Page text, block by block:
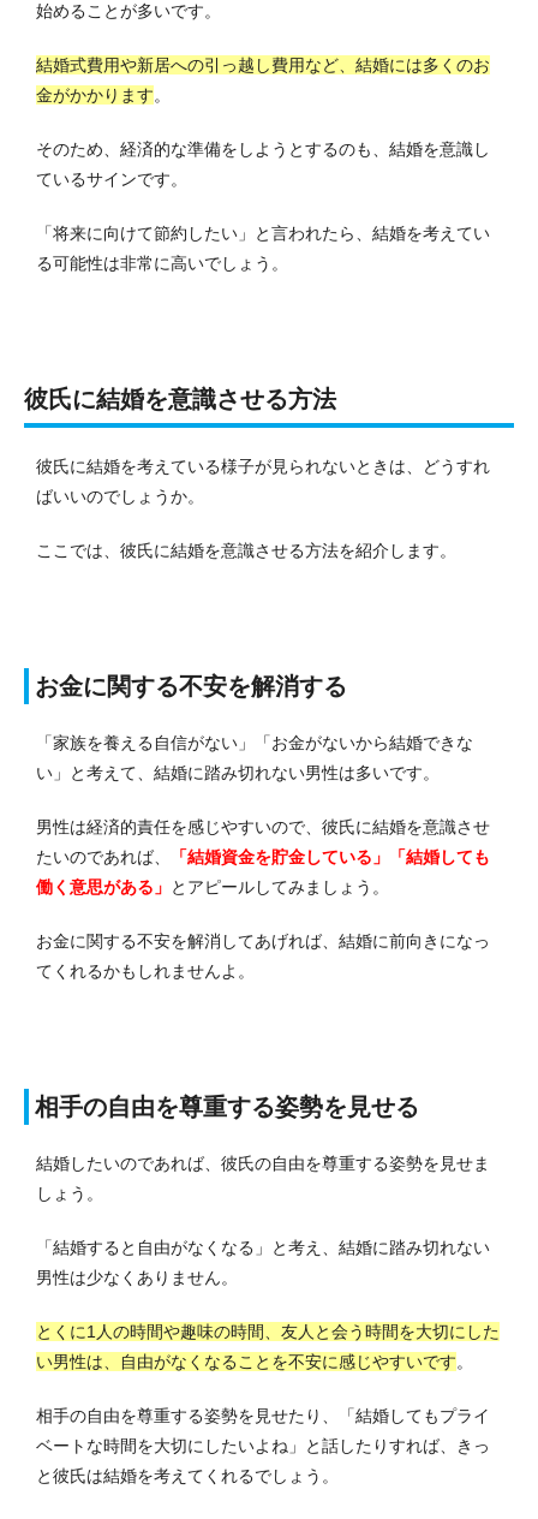
始めることが多いです。
結婚式費用や新居への引っ越し費用など、結婚には多くのお
金がかかります。
そのため、経済的な準備をしようとするのも、結婚を意識し
ているサインです。
「将来に向けて節約したい」と言われたら、結婚を考えてい
る可能性は非常に高いでしょう。
彼氏に結婚を意識させる方法
彼氏に結婚を考えている様子が見られないときは、どうすれ
ばいいのでしょうか。
ここでは、彼氏に結婚を意識させる方法を紹介します。
お金に関する不安を解消する
「家族を養える自信がない」「お金がないから結婚できな
い」と考えて、結婚に踏み切れない男性は多いです。
男性は経済的責任を感じやすいので、彼氏に結婚を意識させ
たいのであれば、
「結婚資金を貯金している」「結婚しても
働く意思がある」 とアピールしてみましょう。
お金に関する不安を解消してあげれば、結婚に前向きになっ
てくれるかもしれませんよ。
相手の自由を尊重する姿勢を見せる
結婚したいのであれば、彼氏の自由を尊重する姿勢を見せま
しょう。
「結婚すると自由がなくなる」と考え、結婚に踏み切れない
男性は少なくありません。
とくに1人の時間や趣味の時間、友人と会う時間を大切にした
い男性は、自由がなくなることを不安に感じやすいです。
相手の自由を尊重する姿勢を見せたり、「結婚してもプライ
ベートな時間を大切にしたいよね」と話したりすれば、きっ
と彼氏は結婚を考えてくれるでしょう。